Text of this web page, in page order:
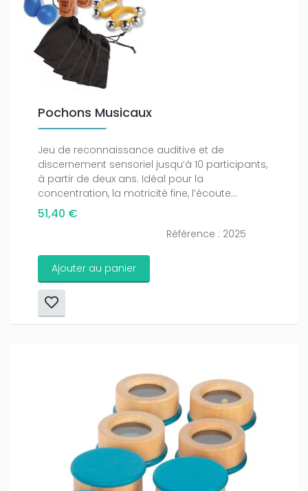
Pochons Musicaux
Jeu de reconnaissance auditive et de
discernement sensoriel jusqu’à 10 participants,
à partir de deux ans. Idéal pour la
concentration, la motricité fine, l’écoute...
51,40 €
Référence : 2025
Ajouter au panier